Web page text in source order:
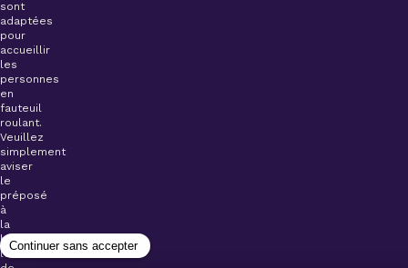
sont
adaptées
pour
accueillir
les
personnes
en
fauteuil
roulant.
Veuillez
simplement
aviser
le
préposé
à
la
billetterie
lors